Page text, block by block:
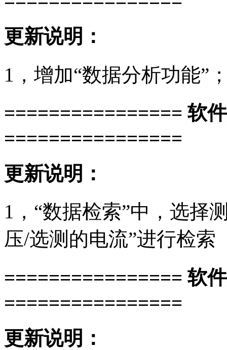
更新说明：
1，增加“数据分析功能”
================ 软
================
更新说明：
1，“数据检索”中，选择
压/选测的电流”进行检索
================ 软
================
更新说明：